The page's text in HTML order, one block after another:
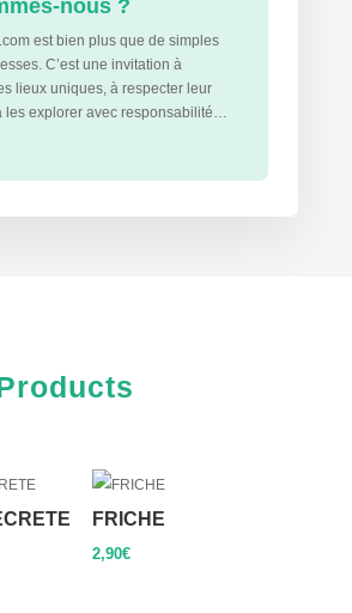
nous ?
est bien plus que de simples
C’est une invitation à
lieux uniques, à respecter leur
les explorer avec responsabilité…
FRICHE
2,90€